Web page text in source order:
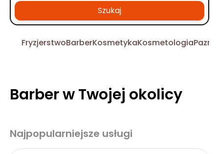
Szukaj
FryzjerstwoBarberKosmetykaKosmetologia
Barber w Twojej okolicy
Najpopularniejsze usługi